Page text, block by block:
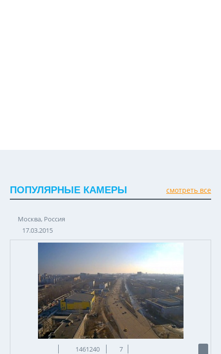
ПОПУЛЯРНЫЕ КАМЕРЫ смотреть все
Москва, Россия
17.03.2015
1461240 7